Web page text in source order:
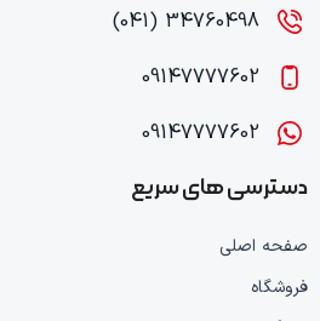
34760498 (041)
09147777602
09147777602
دسترسی های سریع
صفحه اصلی
فروشگاه